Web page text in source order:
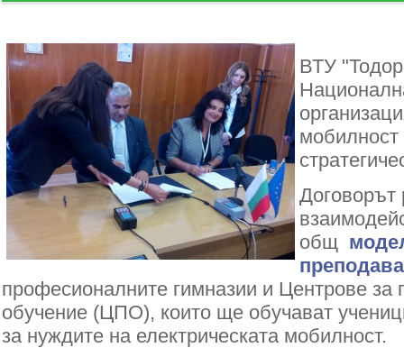
ВТУ
Договорът
общ
професионалните гимназии и Центрове за
обучение (ЦПО), които ще обучават
за нуждите на електрическата мобилност.